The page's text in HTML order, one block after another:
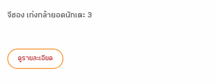
จีซอง เก่งกล้ายอดนักเตะ 3
ดูรายละเอียด